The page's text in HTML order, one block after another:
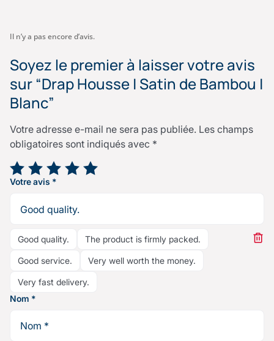
Il n’y a pas encore d’avis.
Soyez le premier à laisser votre avis
sur “Drap Housse | Satin de Bambou |
Blanc”
Votre adresse e-mail ne sera pas publiée. Les champs
obligatoires sont indiqués avec *
Votre note*
Votre avis *
Good quality. The product is firmly packed.
Good service. Very well worth the money.
Very fast delivery.
Nom *